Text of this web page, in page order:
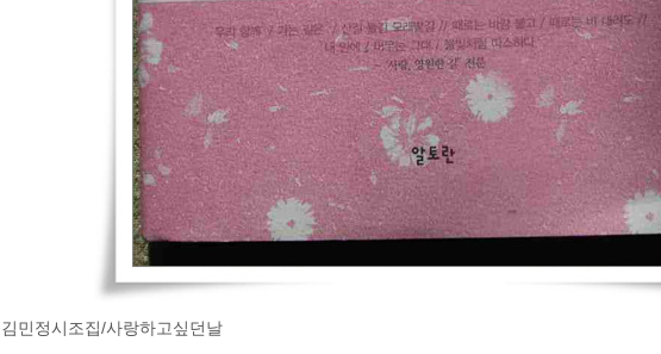
김민정시조집/사랑하고싶던날